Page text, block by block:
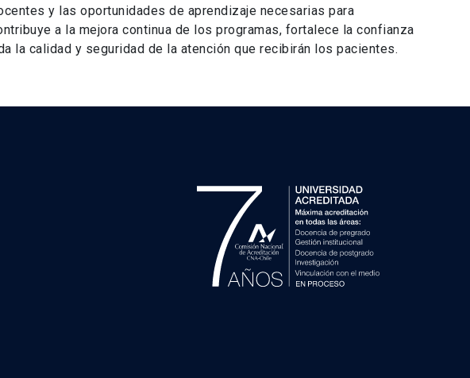
y las oportunidades de aprendizaje necesarias para
a la mejora continua de los programas, fortalece la confianza
la calidad y seguridad de la atención que recibirán los pacientes.